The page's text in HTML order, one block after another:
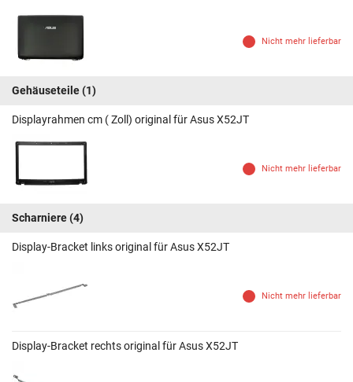
Nicht mehr lieferbar
Gehäuseteile(1)
Displayrahmen cm ( Zoll) original für Asus X52JT
Nicht mehr lieferbar
Scharniere(4)
Display-Bracket links original für Asus X52JT
Nicht mehr lieferbar
Display-Bracket rechts original für Asus X52JT